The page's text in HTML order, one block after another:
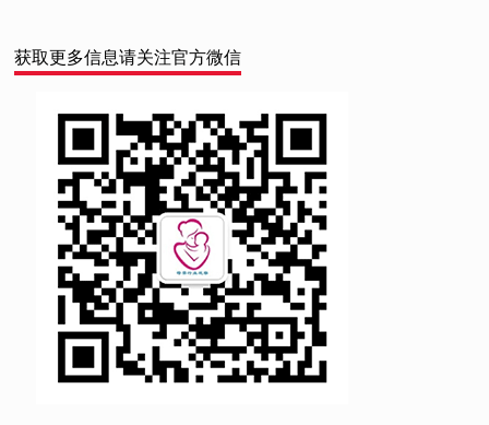
获取更多信息请关注官方微信